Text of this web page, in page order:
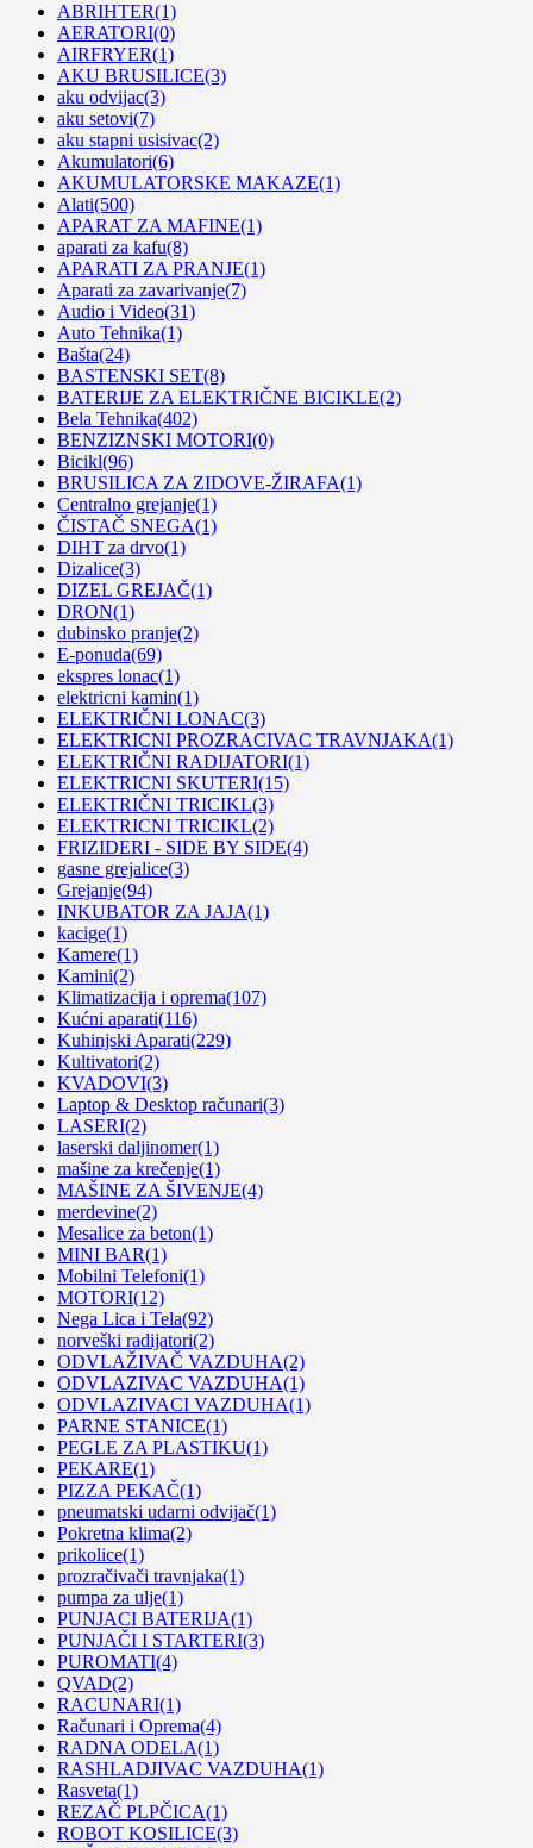
ABRIHTER(1)
AERATORI(0)
AIRFRYER(1)
AKU BRUSILICE(3)
aku odvijac(3)
aku setovi(7)
aku stapni usisivac(2)
Akumulatori(6)
AKUMULATORSKE MAKAZE(1)
Alati(500)
APARAT ZA MAFINE(1)
aparati za kafu(8)
APARATI ZA PRANJE(1)
Aparati za zavarivanje(7)
Audio i Video(31)
Auto Tehnika(1)
Bašta(24)
BASTENSKI SET(8)
BATERIJE ZA ELEKTRIČNE BICIKLE(2)
Bela Tehnika(402)
BENZIZNSKI MOTORI(0)
Bicikl(96)
BRUSILICA ZA ZIDOVE-ŽIRAFA(1)
Centralno grejanje(1)
ČISTAČ SNEGA(1)
DIHT za drvo(1)
Dizalice(3)
DIZEL GREJAČ(1)
DRON(1)
dubinsko pranje(2)
E-ponuda(69)
ekspres lonac(1)
elektricni kamin(1)
ELEKTRIČNI LONAC(3)
ELEKTRICNI PROZRACIVAC TRAVNJAKA(1)
ELEKTRIČNI RADIJATORI(1)
ELEKTRICNI SKUTERI(15)
ELEKTRIČNI TRICIKL(3)
ELEKTRICNI TRICIKL(2)
FRIZIDERI - SIDE BY SIDE(4)
gasne grejalice(3)
Grejanje(94)
INKUBATOR ZA JAJA(1)
kacige(1)
Kamere(1)
Kamini(2)
Klimatizacija i oprema(107)
Kućni aparati(116)
Kuhinjski Aparati(229)
Kultivatori(2)
KVADOVI(3)
Laptop & Desktop računari(3)
LASERI(2)
laserski daljinomer(1)
mašine za krečenje(1)
MAŠINE ZA ŠIVENJE(4)
merdevine(2)
Mesalice za beton(1)
MINI BAR(1)
Mobilni Telefoni(1)
MOTORI(12)
Nega Lica i Tela(92)
norveški radijatori(2)
ODVLAŽIVAČ VAZDUHA(2)
ODVLAZIVAC VAZDUHA(1)
ODVLAZIVACI VAZDUHA(1)
PARNE STANICE(1)
PEGLE ZA PLASTIKU(1)
PEKARE(1)
PIZZA PEKAČ(1)
pneumatski udarni odvijač(1)
Pokretna klima(2)
prikolice(1)
prozračivači travnjaka(1)
pumpa za ulje(1)
PUNJACI BATERIJA(1)
PUNJAČI I STARTERI(3)
PUROMATI(4)
QVAD(2)
RACUNARI(1)
Računari i Oprema(4)
RADNA ODELA(1)
RASHLADJIVAC VAZDUHA(1)
Rasveta(1)
REZAČ PLPČICA(1)
ROBOT KOSILICE(3)